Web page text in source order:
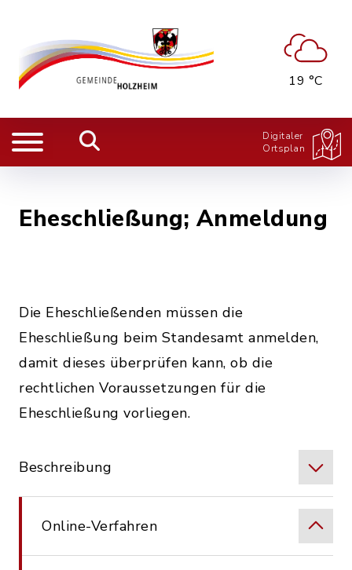
19 °C
Digitaler
Ortsplan
Eheschließung; Anmeldung
Die Eheschließenden müssen die
Eheschließung beim Standesamt anmelden,
damit dieses überprüfen kann, ob die
rechtlichen Voraussetzungen für die
Eheschließung vorliegen.
Beschreibung
Online-Verfahren